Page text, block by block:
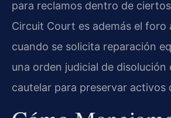
para reclamos dentro de
Circuit Court es además el foro
cuando se solicita reparación
una orden judicial de disolución
cautelar para preservar activos